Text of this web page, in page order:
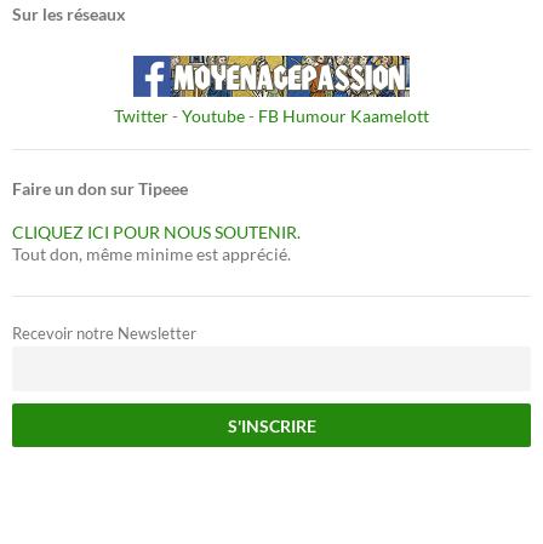
Sur les réseaux
Twitter- Youtube- FB Humour Kaamelott
Faire un don sur Tipeee
CLIQUEZ ICI POUR NOUS SOUTENIR.
Tout don, même minime est apprécié.
Recevoir notre Newsletter